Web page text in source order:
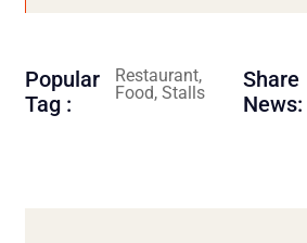
Popular
Tag :
Restaurant,
Food, Stalls
Share
News: